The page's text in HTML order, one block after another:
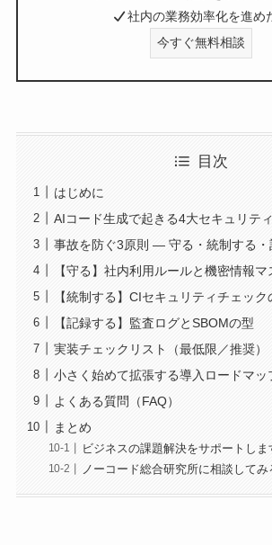
社内の業務効率化を進め
今すぐ無料相談
目次
はじめに
AIコード生成で起きる4大セキュリテ
事故を防ぐ3原則 — 守る・統制する・
【守る】社内利用ルールと機密情報
【統制する】CIセキュリティチェック
【記録する】監査ログとSBOMの型
実装チェックリスト（最低限／推奨）
小さく始めて拡張する導入ロードマッ
よくある質問（FAQ）
まとめ
ビジネスの課題解決をサポートしま
ノーコード総合研究所に相談してみ